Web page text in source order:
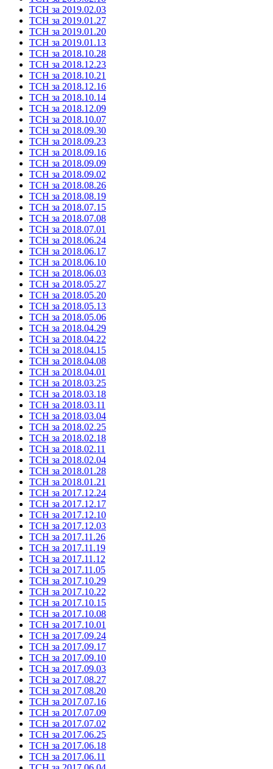
ТСН за 2019.02.03
ТСН за 2019.01.27
ТСН за 2019.01.20
ТСН за 2019.01.13
ТСН за 2018.10.28
ТСН за 2018.12.23
ТСН за 2018.10.21
ТСН за 2018.12.16
ТСН за 2018.10.14
ТСН за 2018.12.09
ТСН за 2018.10.07
ТСН за 2018.09.30
ТСН за 2018.09.23
ТСН за 2018.09.16
ТСН за 2018.09.09
ТСН за 2018.09.02
ТСН за 2018.08.26
ТСН за 2018.08.19
ТСН за 2018.07.15
ТСН за 2018.07.08
ТСН за 2018.07.01
ТСН за 2018.06.24
ТСН за 2018.06.17
ТСН за 2018.06.10
ТСН за 2018.06.03
ТСН за 2018.05.27
ТСН за 2018.05.20
ТСН за 2018.05.13
ТСН за 2018.05.06
ТСН за 2018.04.29
ТСН за 2018.04.22
ТСН за 2018.04.15
ТСН за 2018.04.08
ТСН за 2018.04.01
ТСН за 2018.03.25
ТСН за 2018.03.18
ТСН за 2018.03.11
ТСН за 2018.03.04
ТСН за 2018.02.25
ТСН за 2018.02.18
ТСН за 2018.02.11
ТСН за 2018.02.04
ТСН за 2018.01.28
ТСН за 2018.01.21
ТСН за 2017.12.24
ТСН за 2017.12.17
ТСН за 2017.12.10
ТСН за 2017.12.03
ТСН за 2017.11.26
ТСН за 2017.11.19
ТСН за 2017.11.12
ТСН за 2017.11.05
ТСН за 2017.10.29
ТСН за 2017.10.22
ТСН за 2017.10.15
ТСН за 2017.10.08
ТСН за 2017.10.01
ТСН за 2017.09.24
ТСН за 2017.09.17
ТСН за 2017.09.10
ТСН за 2017.09.03
ТСН за 2017.08.27
ТСН за 2017.08.20
ТСН за 2017.07.16
ТСН за 2017.07.09
ТСН за 2017.07.02
ТСН за 2017.06.25
ТСН за 2017.06.18
ТСН за 2017.06.11